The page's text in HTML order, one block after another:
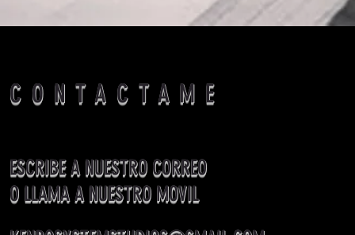
CONTACTAME
ESCRIBE A NUESTRO CORREO
O LLAMA A NUESTRO MOVIL